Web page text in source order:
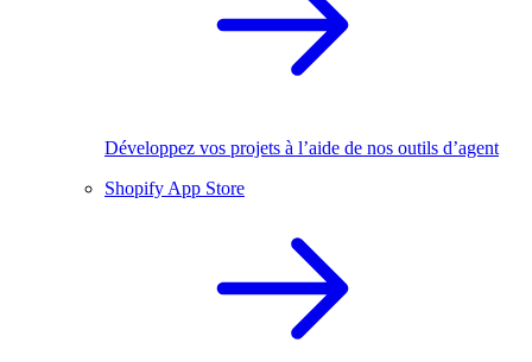
Développez vos projets à l’aide de nos outils d’agent
Shopify App Store